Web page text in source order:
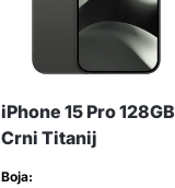
iPhone 15 Pro 128GB
Crni Titanij
Boja: